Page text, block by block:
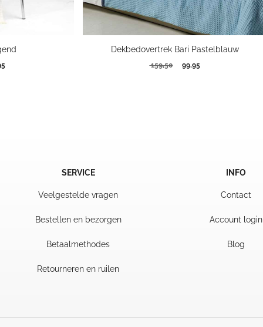
Huidige
Dekbedovertrek Bari Pastelblauw
159,50
Oorspronkelijke
99,95Huidige
SERVICE
Veelgestelde vragen
Bestellen en bezorgen
Betaalmethodes
Retourneren en ruilen
INFO
Contact
Account login
Blog